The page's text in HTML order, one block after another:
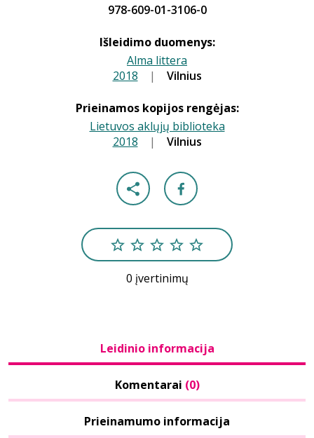
978-609-01-3106-0
Išleidimo duomenys:
Alma littera
2018 | Vilnius
Prieinamos kopijos rengėjas:
Lietuvos aklųjų biblioteka
2018 | Vilnius
0 įvertinimų
Leidinio informacija
Komentarai (0)
Prieinamumo informacija